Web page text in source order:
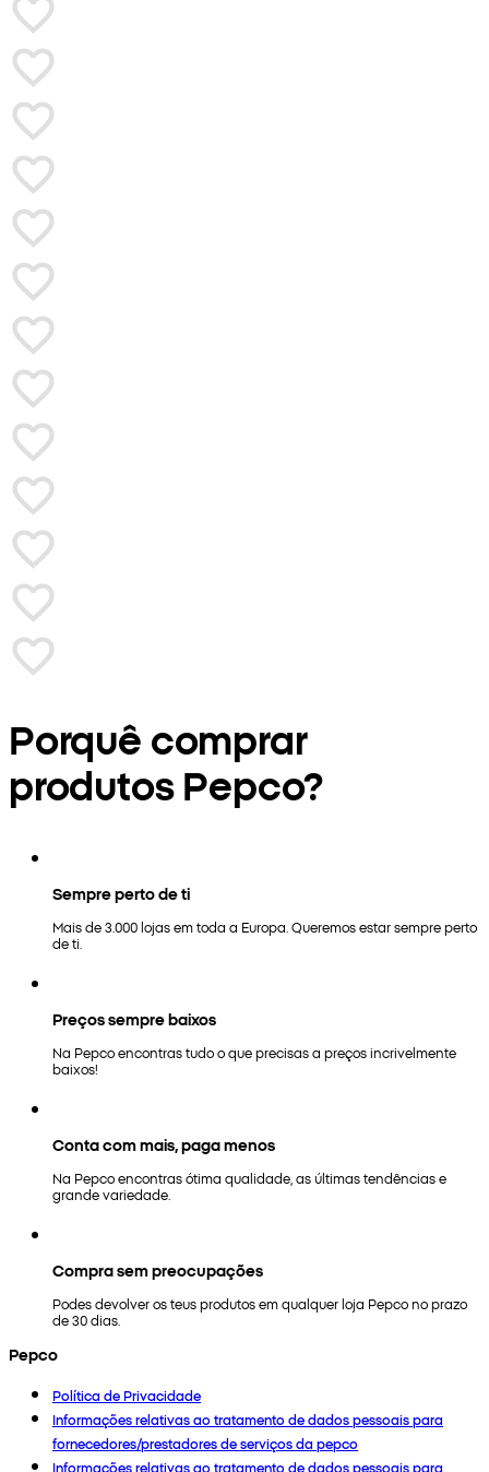
Porquê comprar
produtos Pepco?
Sempre perto de ti
Mais de 3.000 lojas em toda a Europa. Queremos estar sempre perto
de ti.
Preços sempre baixos
Na Pepco encontras tudo o que precisas a preços incrivelmente
baixos!
Conta com mais, paga menos
Na Pepco encontras ótima qualidade, as últimas tendências e
grande variedade.
Compra sem preocupações
Podes devolver os teus produtos em qualquer loja Pepco no prazo
de 30 dias.
Pepco
Política de Privacidade
Informações relativas ao tratamento de dados pessoais para
fornecedores/prestadores de serviços da pepco
Informações relativas ao tratamento de dados pessoais para